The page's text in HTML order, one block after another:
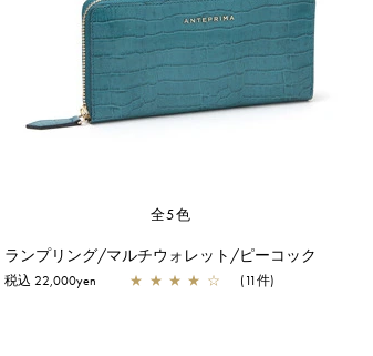
全5色
ランプリング/マルチウォレット/ピーコック
税込 22,000yen ★ ★ ★ ★ ☆ (11件)